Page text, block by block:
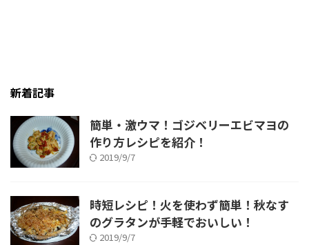
新着記事
簡単・激ウマ！ゴジベリーエビマヨの
作り方レシピを紹介！
2019/9/7
時短レシピ！火を使わず簡単！秋なす
のグラタンが手軽でおいしい！
2019/9/7